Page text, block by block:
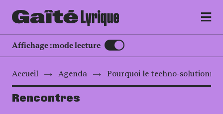
MENU
Affichage :mode lecture
Accueil Agenda Pourquoi le techno-
Rencontres